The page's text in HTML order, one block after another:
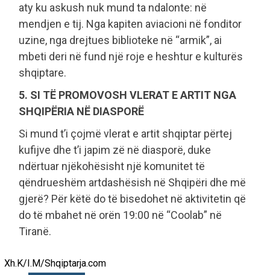
aty ku askush nuk mund ta ndalonte: në
mendjen e tij. Nga kapiten aviacioni në fonditor
uzine, nga drejtues biblioteke në “armik”, ai
mbeti deri në fund një roje e heshtur e kulturës
shqiptare.
5. SI TË PROMOVOSH VLERAT E ARTIT NGA
SHQIPËRIA NË DIASPORË
Si mund t’i çojmë vlerat e artit shqiptar përtej
kufijve dhe t’i japim zë në diasporë, duke
ndërtuar njëkohësisht një komunitet të
qëndrueshëm artdashësish në Shqipëri dhe më
gjerë? Për këtë do të bisedohet në aktivitetin që
do të mbahet në orën 19:00 në “Coolab” në
Tiranë.
Xh.K/I.M/Shqiptarja.com